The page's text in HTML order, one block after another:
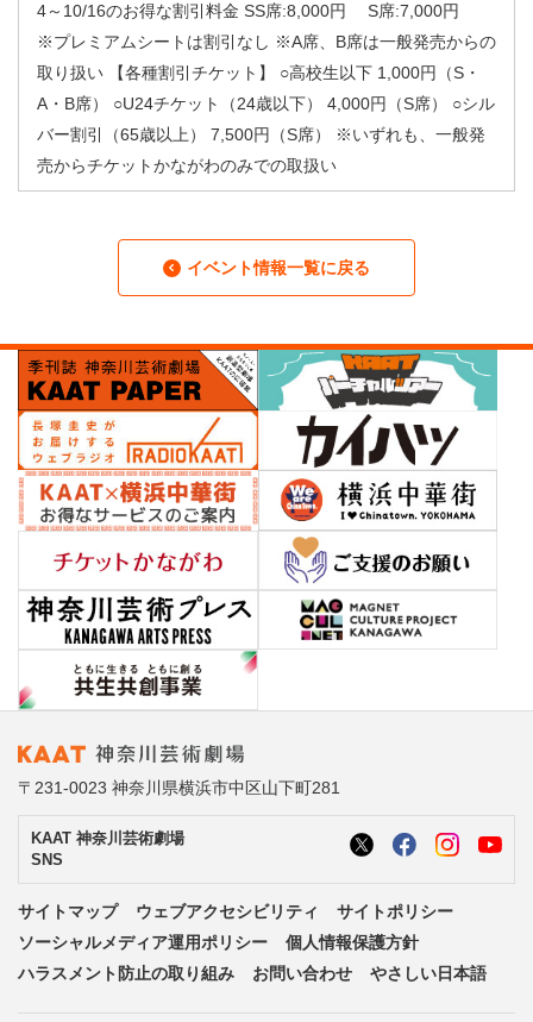
4～10/16のお得な割引料金 SS席:8,000円 S席:7,000円
※プレミアムシートは割引なし ※A席、B席は一般発売からの
取り扱い 【各種割引チケット】 ○高校生以下 1,000円（S・
A・B席） ○U24チケット（24歳以下） 4,000円（S席） ○シル
バー割引（65歳以上） 7,500円（S席） ※いずれも、一般発
売からチケットかながわのみでの取扱い
イベント情報一覧に戻る
〒231-0023 神奈川県横浜市中区山下町281
KAAT 神奈川芸術劇場
SNS
サイトマップ ウェブアクセシビリティ
サイトポリシー
ソーシャルメディア運用ポリシー
個人情報保護方針
ハラスメント防止の取り組み
お問い合わせ やさしい日本語